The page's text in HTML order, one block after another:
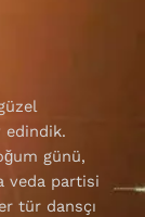
edindik.
günü,
veda partisi
tür dansçı